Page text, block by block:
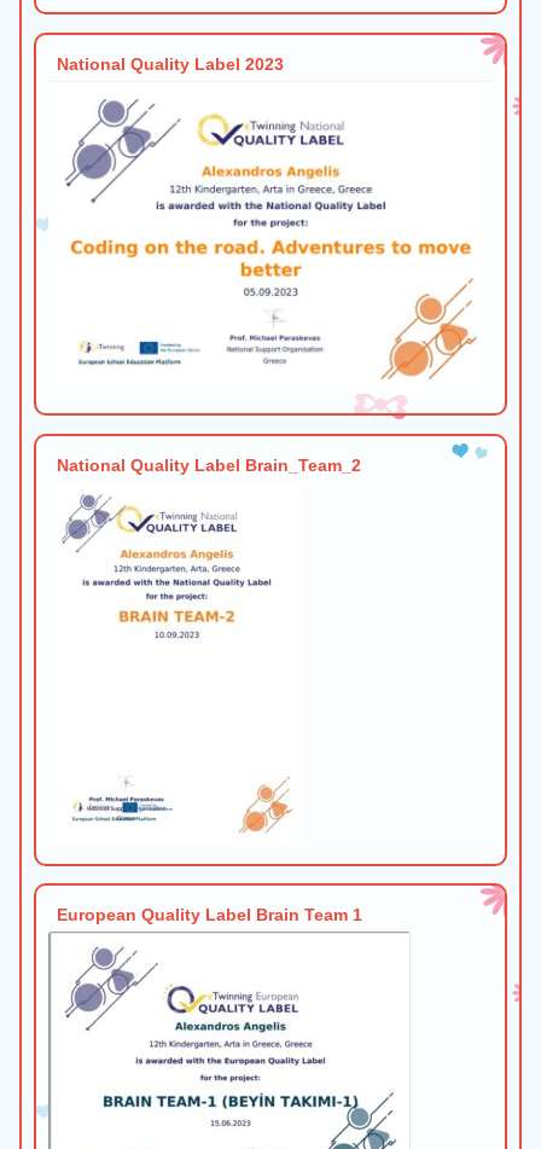
National Quality Label 2023
National Quality Label Brain_Team_2
European Quality Label Brain Team 1